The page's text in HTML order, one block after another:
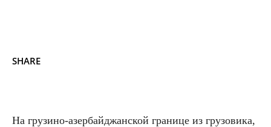
SHARE
На грузино-азербайджанской границе из грузовика,